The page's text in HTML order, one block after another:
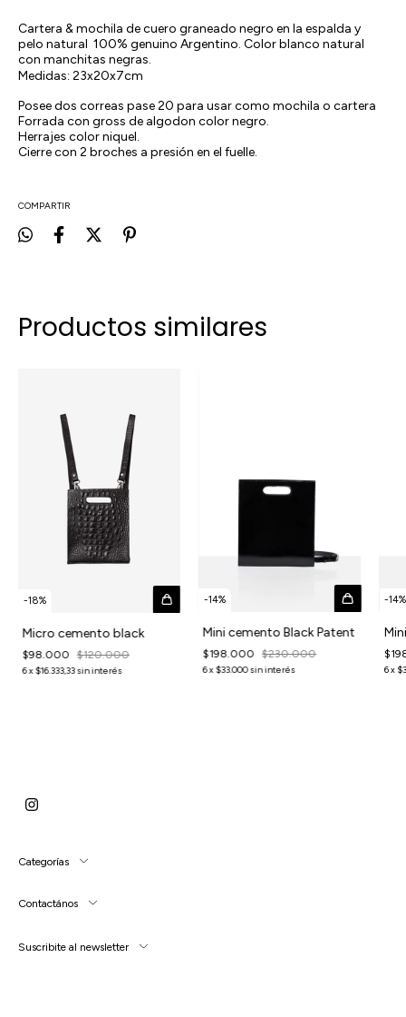
Cartera & mochila de cuero graneado negro en la espalda y
pelo natural 100% genuino Argentino. Color blanco natural
con manchitas negras.
Medidas: 23x20x7cm
Posee dos correas pase 20 para usar como mochila o cartera
Forrada con gross de algodon color negro.
Herrajes color niquel.
Cierre con 2 broches a presión en el fuelle.
COMPARTIR
Productos similares
-18%
Micro cemento black
$98.000 $120.000
6x$16.333,33sin interés
-14%
Mini cemento Black Patent
$198.000 $230.000
6x$33.000sin interés
-14%
6 x
Categorías
Contactános
Suscribite al newsletter